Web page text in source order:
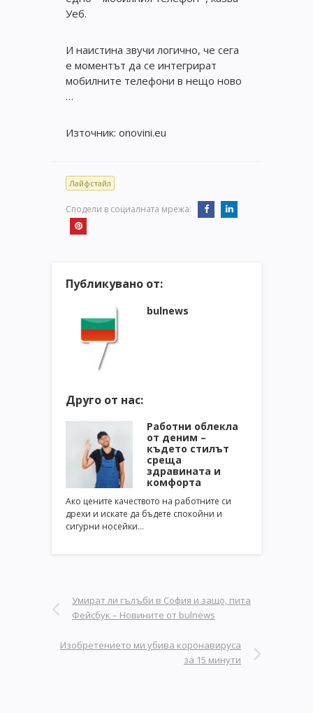
Уеб.
И наистина звучи логично, че сега
е моментът да се интегрират
мобилните телефони в нещо ново
…
Източник: onovini.eu
Лайфстайл
Сподели в социалната мрежа:
Публикувано от:
bulnews
Друго от нас:
Работни облекла
от деним –
където стилът
среща
здравината и
комфорта
Ако цените качеството на работните си
дрехи и искате да бъдете спокойни и
сигурни носейки…
Умират ли гълъби в София и защо, пита
Фейсбук – Новините от bulnews
Изобретението ми убива коронавируса
за 15 минути